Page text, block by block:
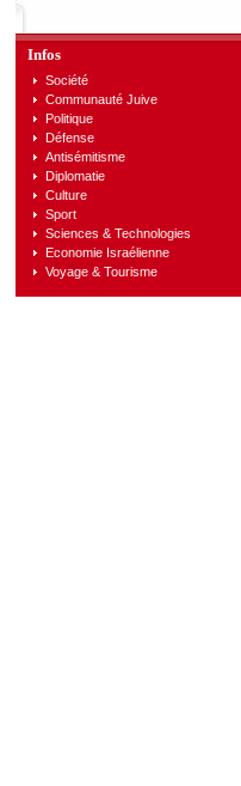
Infos
Société
Communauté Juive
Politique
Défense
Antisémitisme
Diplomatie
Culture
Sport
Sciences & Technologies
Economie Israélienne
Voyage & Tourisme